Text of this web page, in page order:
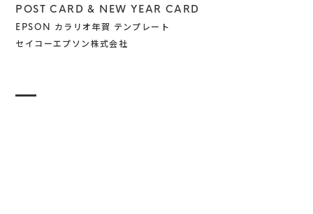
POST CARD & NEW YEAR CARD
EPSON カラリオ年賀 テンプレート
セイコーエプソン株式会社